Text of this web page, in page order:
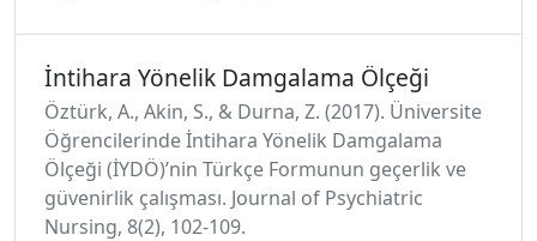
İntihara Yönelik Damgalama Ölçeği
Öztürk, A., Akin, S., & Durna, Z. (2017). Üniversite
Öğrencilerinde İntihara Yönelik Damgalama
Ölçeği (İYDÖ)’nin Türkçe Formunun geçerlik ve
güvenirlik çalışması. Journal of Psychiatric
Nursing, 8(2), 102-109.